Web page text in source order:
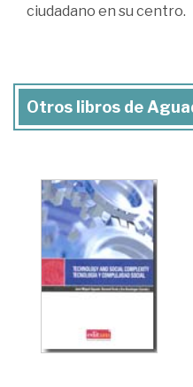
ciudadano en su centro.
Otros libros de